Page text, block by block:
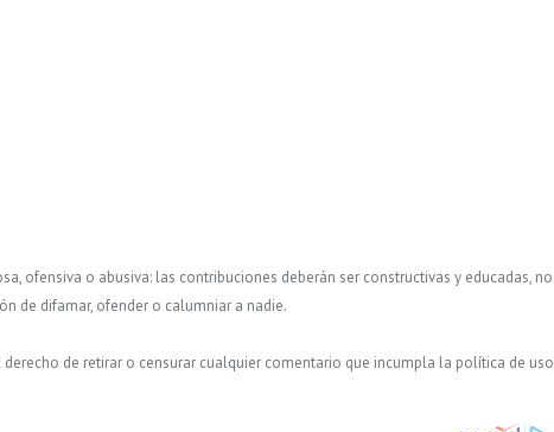
ofensiva o abusiva: las contribuciones deberán ser constructivas y educadas, no
de difamar, ofender o calumniar a nadie.
de retirar o censurar cualquier comentario que incumpla la política de uso